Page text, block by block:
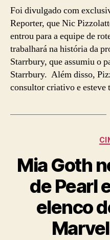
Foi divulgado com
Reporter, que Nic
entrou para a equipe de
trabalhará na história da
Starrbury, que assumiu o
Starrbury. Além disso,
consultor criativo e
Mia Goth
de Pearl
elenco